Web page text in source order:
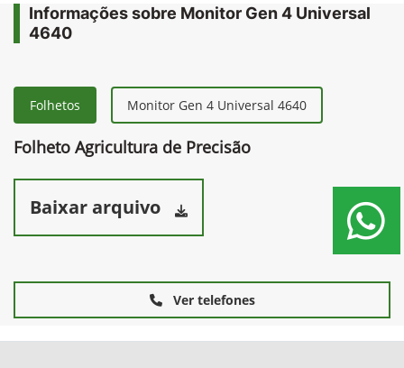
Informações sobre Monitor Gen 4 Universal
4640
Folhetos Monitor Gen 4 Universal 4640
Folheto Agricultura de Precisão
Baixar arquivo
Ver telefones